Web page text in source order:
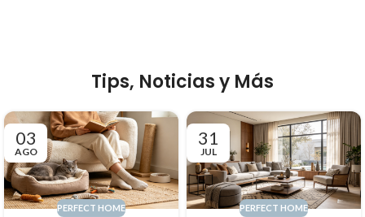
Tips, Noticias y Más
03
AGO
PERFECT HOME
31
JUL
PERFECT HOME